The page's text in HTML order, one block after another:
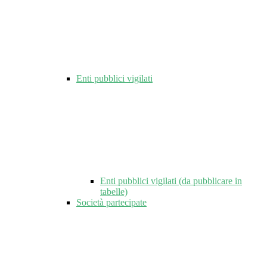
Enti pubblici vigilati
Enti pubblici vigilati (da pubblicare in
tabelle)
Società partecipate